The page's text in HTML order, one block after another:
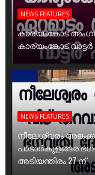
NEWS FEATURES
കാര്യംങ്കോട്
കാര്യംങ്കോട്
NEWS FEATURES
നീലേശ്വരം
പാടാർകുളങ്ങര
അടിയന്തിരം 27 ന്